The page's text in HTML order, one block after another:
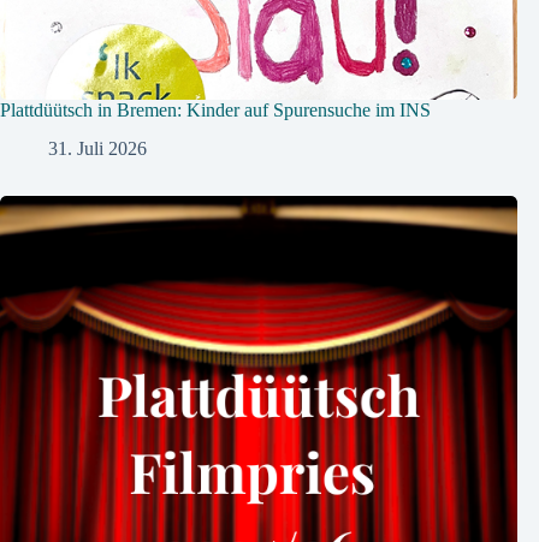
Plattdüütsch in Bremen: Kinder auf Spurensuche im INS
31. Juli 2026